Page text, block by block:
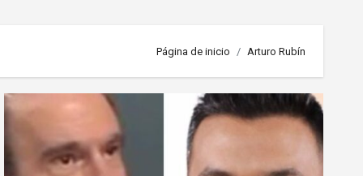
Página de inicio Arturo Rubín